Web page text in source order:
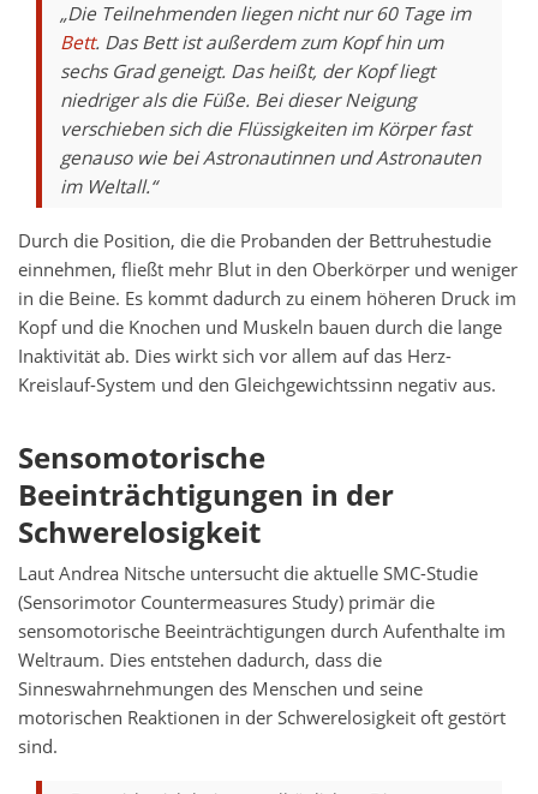
„Die Teilnehmenden liegen nicht nur 60 Tage im
Bett. Das Bett ist außerdem zum Kopf hin um
sechs Grad geneigt. Das heißt, der Kopf liegt
niedriger als die Füße. Bei dieser Neigung
verschieben sich die Flüssigkeiten im Körper fast
genauso wie bei Astronautinnen und Astronauten
im Weltall.“
Durch die Position, die die Probanden der Bettruhestudie
einnehmen, fließt mehr Blut in den Oberkörper und weniger
in die Beine. Es kommt dadurch zu einem höheren Druck im
Kopf und die Knochen und Muskeln bauen durch die lange
Inaktivität ab. Dies wirkt sich vor allem auf das Herz-
Kreislauf-System und den Gleichgewichtssinn negativ aus.
Sensomotorische
Beeinträchtigungen in der
Schwerelosigkeit
Laut Andrea Nitsche untersucht die aktuelle SMC-Studie
(Sensorimotor Countermeasures Study) primär die
sensomotorische Beeinträchtigungen durch Aufenthalte im
Weltraum. Dies entstehen dadurch, dass die
Sinneswahrnehmungen des Menschen und seine
motorischen Reaktionen in der Schwerelosigkeit oft gestört
sind.